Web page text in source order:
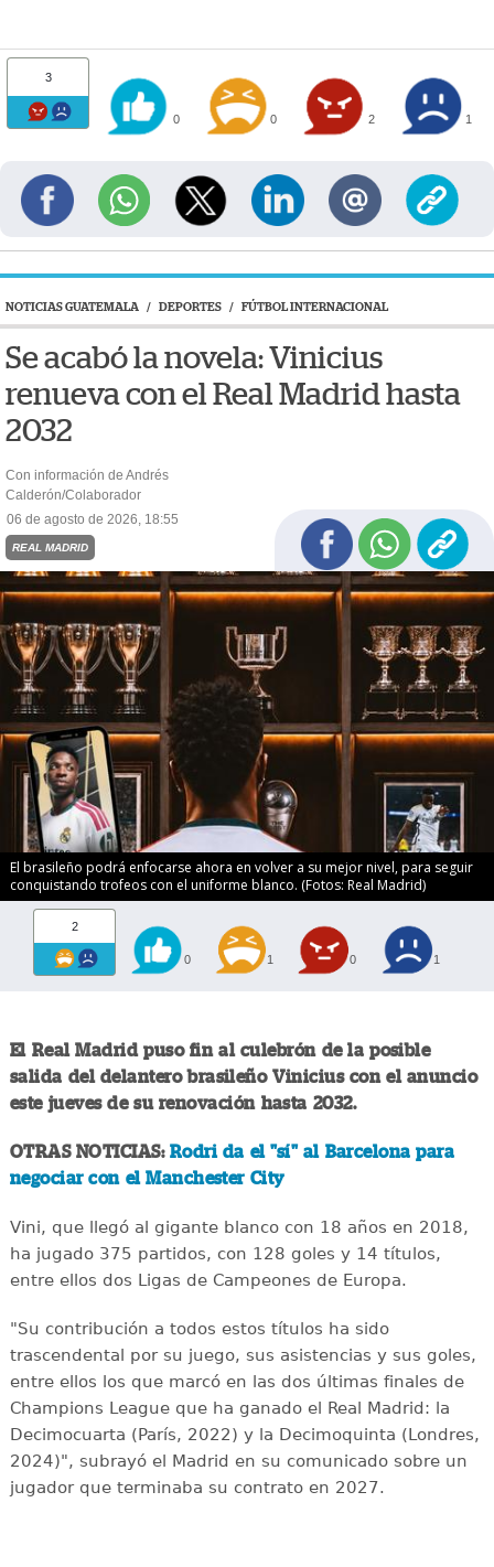
3
0 0 2 1
NOTICIAS GUATEMALA / DEPORTES / FÚTBOL INTERNACIONAL
Se acabó la novela: Vinicius
renueva con el Real Madrid hasta
2032
Con información de Andrés
Calderón/Colaborador
06 de agosto de 2026, 18:55
REAL MADRID
El brasileño podrá enfocarse ahora en volver a su mejor nivel, para seguir
conquistando trofeos con el uniforme blanco. (Fotos: Real Madrid)
2
0 1 0 1
El Real Madrid puso fin al culebrón de la posible
salida del delantero brasileño Vinicius con el anuncio
este jueves de su renovación hasta 2032.
OTRAS NOTICIAS: Rodri da el "sí" al Barcelona para
negociar con el Manchester City
Vini, que llegó al gigante blanco con 18 años en 2018,
ha jugado 375 partidos, con 128 goles y 14 títulos,
entre ellos dos Ligas de Campeones de Europa.
"Su contribución a todos estos títulos ha sido
trascendental por su juego, sus asistencias y sus goles,
entre ellos los que marcó en las dos últimas finales de
Champions League que ha ganado el Real Madrid: la
Decimocuarta (París, 2022) y la Decimoquinta (Londres,
2024)", subrayó el Madrid en su comunicado sobre un
jugador que terminaba su contrato en 2027.